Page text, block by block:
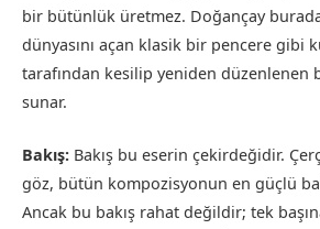
bir bütünlük üretmez. Doğançay
dünyasını açan klasik bir pencere gibi
tarafından kesilip yeniden düzenlenen
sunar.
Bakış: Bakış bu eserin çekirdeğidir.
göz, bütün kompozisyonun en güçlü
Ancak bu bakış rahat değildir; tek